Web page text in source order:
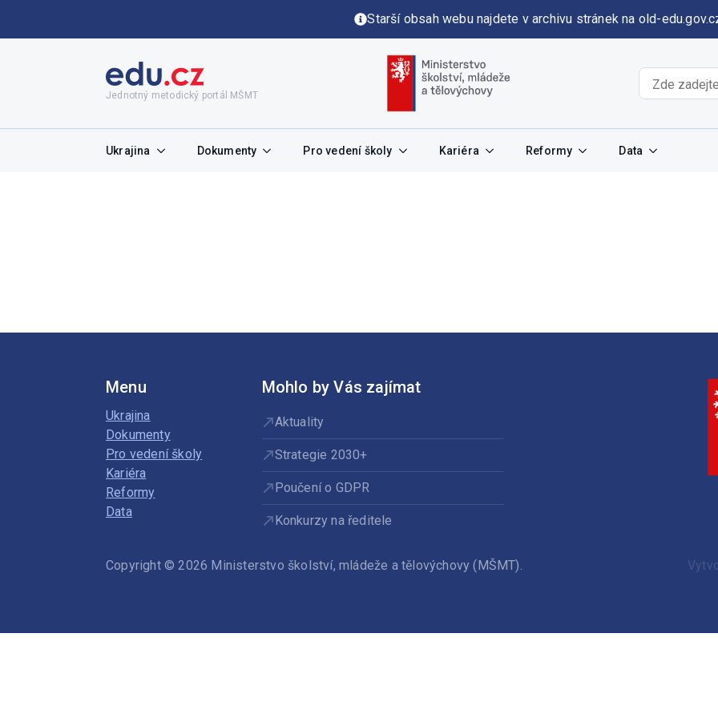
Starší obsah webu najdete v archivu stránek na old-
Jednotný metodický portál MŠMT
Ukrajina Dokumenty Pro vedení školy Kariéra Reformy Data
Menu
Ukrajina
Dokumenty
Pro vedení školy
Kariéra
Reformy
Data
Mohlo by Vás zajímat
Aktuality
Strategie 2030+
Poučení o GDPR
Konkurzy na ředitele
Copyright © 2026 Ministerstvo školství, mládeže a tělovýchovy (MŠMT).